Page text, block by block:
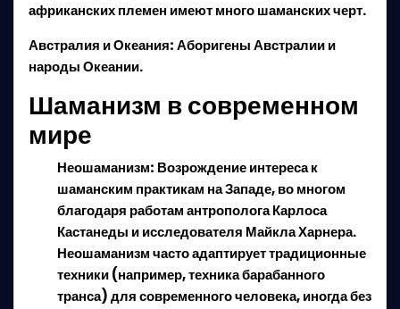
африканских племен имеют много шаманских черт.
Австралия и Океания:Аборигены Австралии и
народы Океании.
Шаманизм в современном
мире
Неошаманизм: Возрождение интереса к
шаманским практикам на Западе, во многом
благодаря работам антропологаКарлоса
Кастанеды и исследователя Майкла Харнера.
Неошаманизм часто адаптирует традиционные
техники (например, техника барабанного
транса) для современного человека, иногда без